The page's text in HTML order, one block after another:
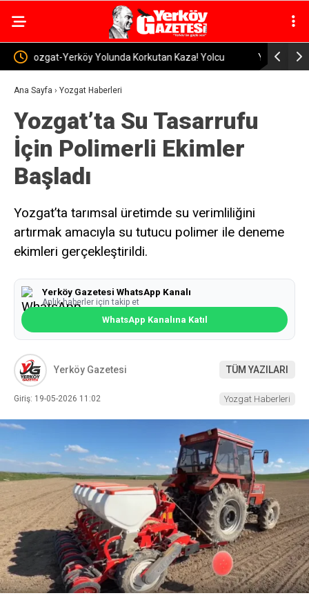
Yerköy’de 2026-2027 Eğitim Yılı Hazırlıkları Sürüyor:
Okullarda İnceleme
Prof.
Ana Sayfa › Yozgat Haberleri
Yozgat’ta Su Tasarrufu
İçin Polimerli Ekimler
Başladı
Yozgat’ta tarımsal üretimde su verimliliğini
artırmak amacıyla su tutucu polimer ile deneme
ekimleri gerçekleştirildi.
Yerköy Gazetesi WhatsApp Kanalı
Anlık haberler için takip et
WhatsApp Kanalına Katıl
Yerköy Gazetesi TÜM YAZILARI
Giriş: 19-05-2026 11:02 Yozgat Haberleri